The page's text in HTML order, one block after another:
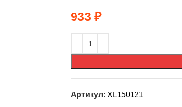
933 ₽
Артикул: XL150121